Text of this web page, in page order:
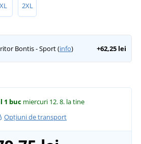
XL 2XL
Bontis - Sport (info) +62,25 lei
1 buc miercuri 12. 8. la tine
Opțiuni de transport